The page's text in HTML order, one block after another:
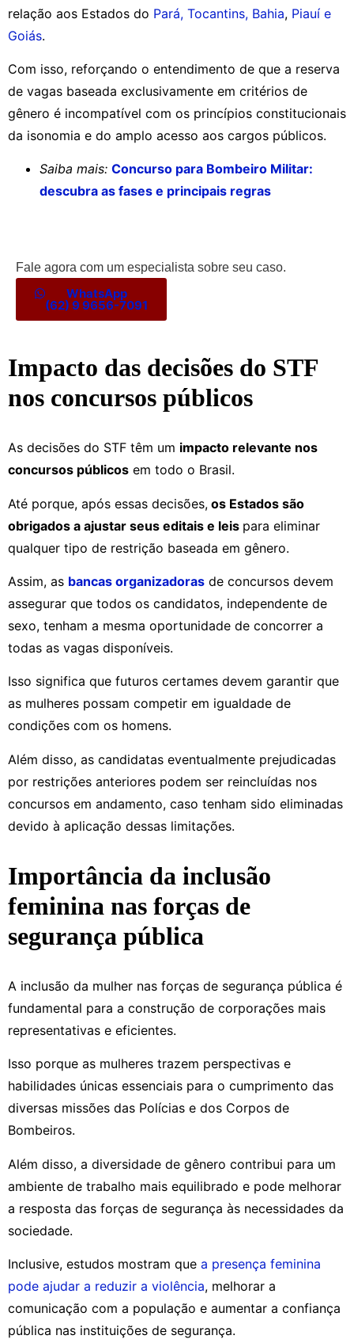
relação aos Estados do Pará, Tocantins, Bahia, Piauí e
Goiás.
Com isso, reforçando o entendimento de que a reserva
de vagas baseada exclusivamente em critérios de
gênero é incompatível com os princípios constitucionais
da isonomia e do amplo acesso aos cargos públicos.
Saiba mais: Concurso para Bombeiro Militar:
descubra as fases e principais regras
Fale agora com um especialista sobre seu caso.
WhatsApp
(62) 9 9656-7091
Impacto das decisões do STF
nos concursos públicos
As decisões do STF têm um impacto relevante nos
concursos públicos em todo o Brasil.
Até porque, após essas decisões, os Estados são
obrigados a ajustar seus editais e leis para eliminar
qualquer tipo de restrição baseada em gênero.
Assim, as bancas organizadoras de concursos devem
assegurar que todos os candidatos, independente de
sexo, tenham a mesma oportunidade de concorrer a
todas as vagas disponíveis.
Isso significa que futuros certames devem garantir que
as mulheres possam competir em igualdade de
condições com os homens.
Além disso, as candidatas eventualmente prejudicadas
por restrições anteriores podem ser reincluídas nos
concursos em andamento, caso tenham sido eliminadas
devido à aplicação dessas limitações.
Importância da inclusão
feminina nas forças de
segurança pública
A inclusão da mulher nas forças de segurança pública é
fundamental para a construção de corporações mais
representativas e eficientes.
Isso porque as mulheres trazem perspectivas e
habilidades únicas essenciais para o cumprimento das
diversas missões das Polícias e dos Corpos de
Bombeiros.
Além disso, a diversidade de gênero contribui para um
ambiente de trabalho mais equilibrado e pode melhorar
a resposta das forças de segurança às necessidades da
sociedade.
Inclusive, estudos mostram que a presença feminina
pode ajudar a reduzir a violência, melhorar a
comunicação com a população e aumentar a confiança
pública nas instituições de segurança.